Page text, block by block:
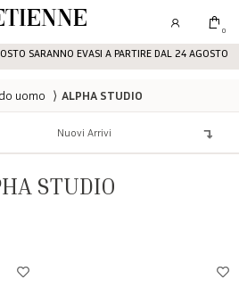
SARANNO EVASI A PARTIRE DAL 24 AGOSTO
0
uomo ⟩ ALPHA STUDIO
STUDIO